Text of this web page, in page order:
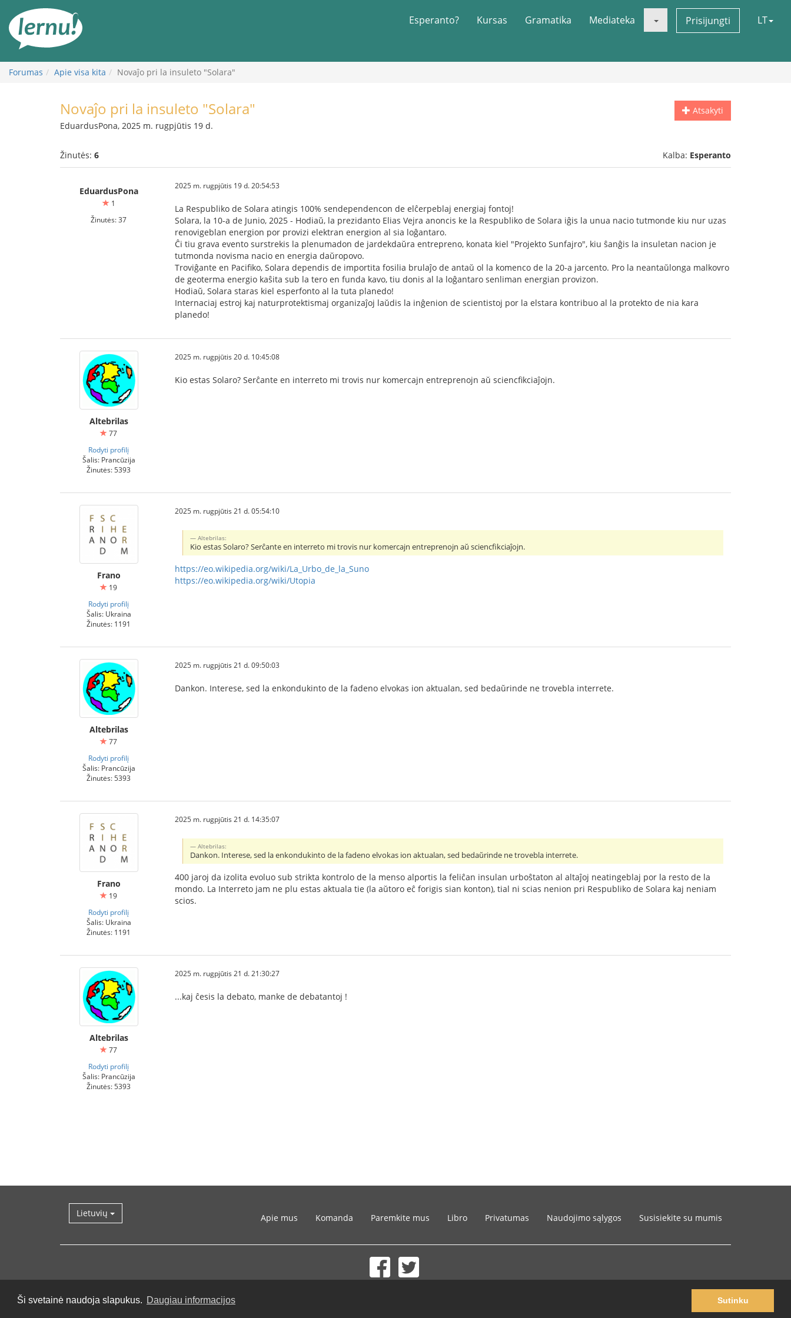
Ši svetainė naudoja slapukus. Daugiau informacijos Sutinku
turinį
Esperanto? Kursas Gramatika Mediateka Prisijungti LT
Forumas Apie visa kita Novaĵo pri la insuleto "Solara"
Atsakyti
Novaĵo pri la insuleto "Solara"
EduardusPona, 2025 m. rugpjūtis 19 d.
Žinutės: 6 Kalba: Esperanto
EduardusPona
1
Žinutės: 37
2025 m. rugpjūtis 19 d. 20:54:53
La Respubliko de Solara atingis 100% sendependencon de elĉerpeblaj energiaj fontoj!
Solara, la 10-a de Junio, 2025 - Hodiaŭ, la prezidanto Elias Vejra anoncis ke la Respubliko de Solara iĝis la unua nacio tutmonde kiu nur uzas
renovigeblan energion por provizi elektran energion al sia loĝantaro.
Ĉi tiu grava evento surstrekis la plenumadon de jardekdaŭra entrepreno, konata kiel "Projekto Sunfajro", kiu ŝanĝis la insuletan nacion je
tutmonda novisma nacio en energia daŭropovo.
Troviĝante en Pacifiko, Solara dependis de importita fosilia brulaĵo de antaŭ ol la komenco de la 20-a jarcento. Pro la neantaŭlonga malkovro
de geoterma energio kaŝita sub la tero en funda kavo, tiu donis al la loĝantaro senliman energian provizon.
Hodiaŭ, Solara staras kiel esperfonto al la tuta planedo!
Internaciaj estroj kaj naturprotektismaj organizaĵoj laŭdis la inĝenion de scientistoj por la elstara kontribuo al la protekto de nia kara
planedo!
Altebrilas
77
Rodyti profilį
Šalis: Prancūzija
Žinutės: 5393
2025 m. rugpjūtis 20 d. 10:45:08
Kio estas Solaro? Serĉante en interreto mi trovis nur komercajn entreprenojn aŭ sciencfikciaĵojn.
Frano
19
Rodyti profilį
Šalis: Ukraina
Žinutės: 1191
2025 m. rugpjūtis 21 d. 05:54:10
Altebrilas:
Kio estas Solaro? Serĉante en interreto mi trovis nur komercajn entreprenojn aŭ sciencfikciaĵojn.
https://eo.wikipedia.org/wiki/La_Urbo_de_la_Suno
https://eo.wikipedia.org/wiki/Utopia
Altebrilas
77
Rodyti profilį
Šalis: Prancūzija
Žinutės: 5393
2025 m. rugpjūtis 21 d. 09:50:03
Dankon. Interese, sed la enkondukinto de la fadeno elvokas ion aktualan, sed bedaŭrinde ne trovebla interrete.
Frano
19
Rodyti profilį
Šalis: Ukraina
Žinutės: 1191
2025 m. rugpjūtis 21 d. 14:35:07
Altebrilas:
Dankon. Interese, sed la enkondukinto de la fadeno elvokas ion aktualan, sed bedaŭrinde ne trovebla interrete.
400 jaroj da izolita evoluo sub strikta kontrolo de la menso alportis la feliĉan insulan urboŝtaton al altaĵoj neatingeblaj por la resto de la
mondo. La Interreto jam ne plu estas aktuala tie (la aŭtoro eĉ forigis sian konton), tial ni scias nenion pri Respubliko de Solara kaj neniam
scios.
Altebrilas
77
Rodyti profilį
Šalis: Prancūzija
Žinutės: 5393
2025 m. rugpjūtis 21 d. 21:30:27
...kaj ĉesis la debato, manke de debatantoj !
Lietuvių Apie mus Komanda Paremkite mus Libro Privatumas Naudojimo sąlygos Susisiekite su mumis